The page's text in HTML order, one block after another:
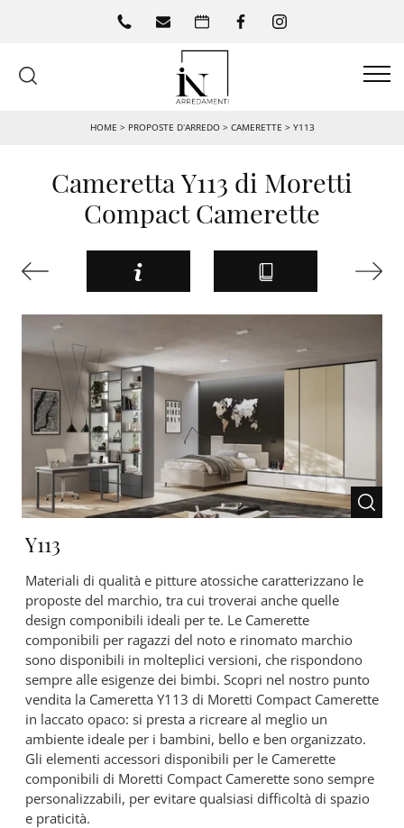
HOME > PROPOSTE D’ARREDO> CAMERETTE > Y113
Cameretta Y113 di Moretti
Compact Camerette
Y113
Materiali di qualità e pitture atossiche caratterizzano le
proposte del marchio, tra cui troverai anche quelle
design componibili ideali per te. Le Camerette
componibili per ragazzi del noto e rinomato marchio
sono disponibili in molteplici versioni, che rispondono
sempre alle esigenze dei bimbi. Scopri nel nostro punto
vendita la Cameretta Y113 di Moretti Compact Camerette
in laccato opaco: si presta a ricreare al meglio un
ambiente ideale per i bambini, bello e ben organizzato.
Gli elementi accessori disponibili per le Camerette
componibili di Moretti Compact Camerette sono sempre
personalizzabili, per evitare qualsiasi difficoltà di spazio
e praticità.